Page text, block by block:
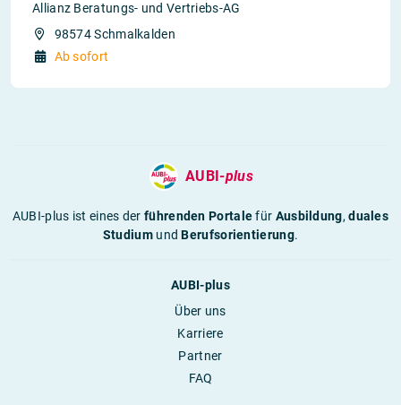
Allianz Beratungs- und Vertriebs-AG
98574 Schmalkalden
Ab sofort
AUBI-plus
AUBI-plus ist eines derführenden Portalefür Ausbildung,duales
StudiumundBerufsorientierung.
AUBI-plus
Über uns
Karriere
Partner
FAQ